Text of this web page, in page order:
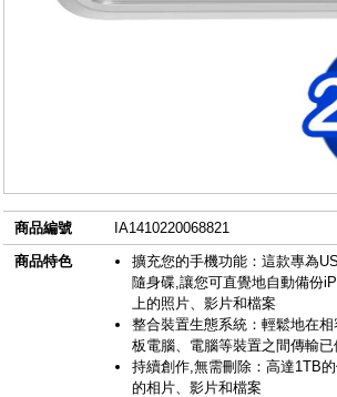
商品編號
IA1410220068821
商品特色
擴充您的手機功能：這款專為
隨身碟,讓您可直覺地自動備份
上的照片、影片和檔案
整合裝置生態系統：輕鬆地在
板電腦、電腦等裝置之間傳輸
持續創作,無需刪除：高達1TB
的相片、影片和檔案